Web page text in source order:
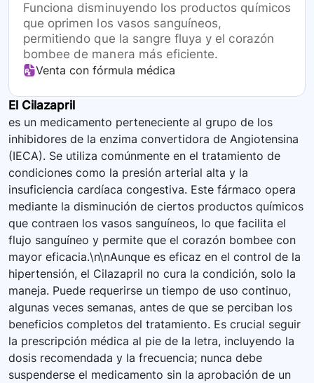
Funciona disminuyendo los productos químicos
que oprimen los vasos sanguíneos,
permitiendo que la sangre fluya y el corazón
bombee de manera más eficiente.
Venta con fórmula médica
El Cilazapril
es un medicamento perteneciente al grupo de los
inhibidores de la enzima convertidora de Angiotensina
(IECA). Se utiliza comúnmente en el tratamiento de
condiciones como la presión arterial alta y la
insuficiencia cardíaca congestiva. Este fármaco opera
mediante la disminución de ciertos productos químicos
que contraen los vasos sanguíneos, lo que facilita el
flujo sanguíneo y permite que el corazón bombee con
mayor eficacia.\n\nAunque es eficaz en el control de la
hipertensión, el Cilazapril no cura la condición, solo la
maneja. Puede requerirse un tiempo de uso continuo,
algunas veces semanas, antes de que se perciban los
beneficios completos del tratamiento. Es crucial seguir
la prescripción médica al pie de la letra, incluyendo la
dosis recomendada y la frecuencia; nunca debe
suspenderse el medicamento sin la aprobación de un